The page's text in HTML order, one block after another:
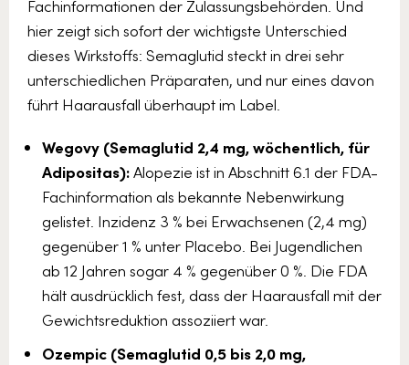
Fachinformationen der Zulassungsbehörden. Und
hier zeigt sich sofort der wichtigste Unterschied
dieses Wirkstoffs: Semaglutid steckt in drei sehr
unterschiedlichen Präparaten, und nur eines davon
führt Haarausfall überhaupt im Label.
Wegovy (Semaglutid 2,4 mg, wöchentlich, für
Adipositas):Alopezie ist in Abschnitt 6.1 der FDA-
Fachinformation als bekannte Nebenwirkung
gelistet. Inzidenz 3 % bei Erwachsenen (2,4 mg)
gegenüber 1 % unter Placebo. Bei Jugendlichen
ab 12 Jahren sogar 4 % gegenüber 0 %. Die FDA
hält ausdrücklich fest, dass der Haarausfall mit der
Gewichtsreduktion assoziiert war.
Ozempic (Semaglutid 0,5 bis 2,0 mg,